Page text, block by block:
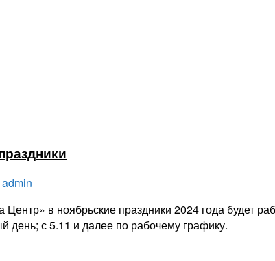
admin
в ноябрьские праздники 2024 года будет
день; с 5.11 и далее по рабочему графику.